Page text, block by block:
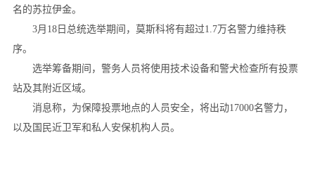
名的苏拉伊金。
3月18日总统选举期间，莫斯科将有超过1.7万名警力维持秩
序。
选举筹备期间，警务人员将使用技术设备和警犬检查所有投票
站及其附近区域。
消息称，为保障投票地点的人员安全，将出动17000名警力，
以及国民近卫军和私人安保机构人员。